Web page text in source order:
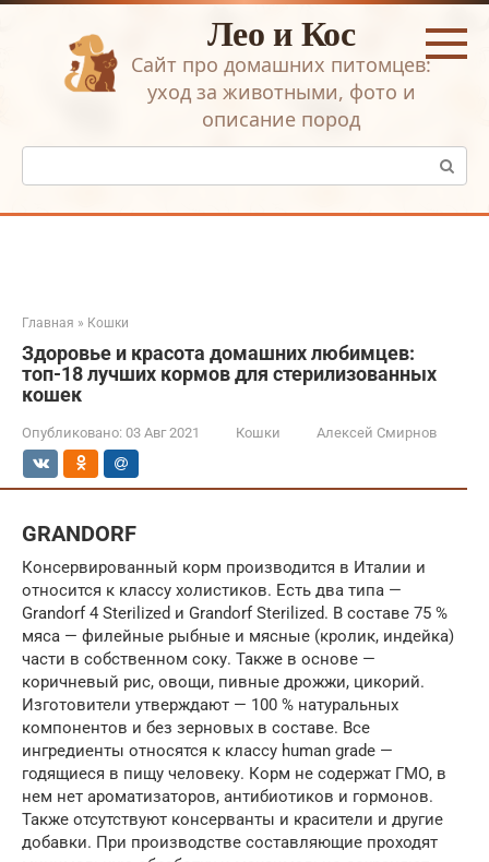
Перейти
Лео и Кос
Сайт про домашних питомцев:
уход за животными, фото и
описание пород
Поиск:
Главная » Кошки
Здоровье и красота домашних любимцев:
топ-18 лучших кормов для стерилизованных
кошек
Опубликовано: 03 Авг 2021 Кошки Алексей Смирнов
GRANDORF
Консервированный корм производится в Италии и
относится к классу холистиков. Есть два типа —
Grandorf 4 Sterilized и Grandorf Sterilized. В составе 75 %
мяса — филейные рыбные и мясные (кролик, индейка)
части в собственном соку. Также в основе —
коричневый рис, овощи, пивные дрожжи, цикорий.
Изготовители утверждают — 100 % натуральных
компонентов и без зерновых в составе. Все
ингредиенты относятся к классу human grade —
годящиеся в пищу человеку. Корм не содержат ГМО, в
нем нет ароматизаторов, антибиотиков и гормонов.
Также отсутствуют консерванты и красители и другие
добавки. При производстве составляющие проходят